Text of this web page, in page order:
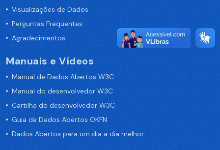
Visualizações de Dados
Perguntas Frequentes
Agradecimentos
Manuais e Vídeos
Manual de Dados Abertos W3C
Manual do desenvolvedor W3C
Cartilha do desenvolvedor W3C
Guia de Dados Abertos OKFN
Dados Abertos para um dia a dia melhor